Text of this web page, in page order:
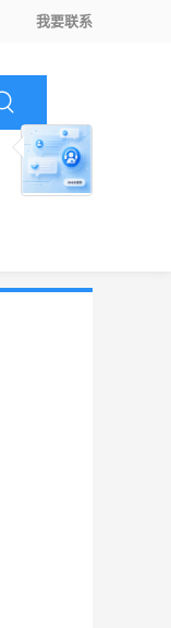
我要联系